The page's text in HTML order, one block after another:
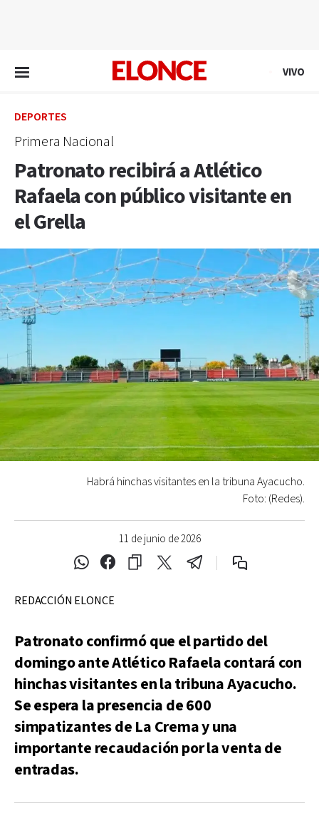
VIVO
DEPORTES
Primera Nacional
Patronato recibirá a Atlético
Rafaela con público visitante en
el Grella
11 de junio de 2026
Habrá hinchas visitantes en la tribuna Ayacucho.
Foto: (Redes).
REDACCIÓN ELONCE
Patronato confirmó que el partido del
domingo ante Atlético Rafaela contará con
hinchas visitantes en la tribuna Ayacucho.
Se espera la presencia de 600
simpatizantes de La Crema y una
importante recaudación por la venta de
entradas.